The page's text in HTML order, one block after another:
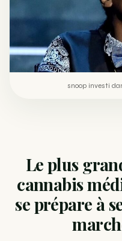
snoop investi
Le plus
cannabis
se prépare à